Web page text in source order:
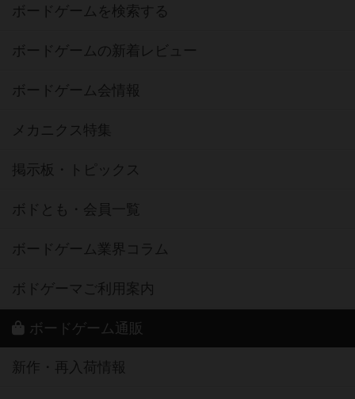
ボードゲームを検索する
ボードゲームの新着レビュー
ボードゲーム会情報
メカニクス特集
掲示板・トピックス
ボドとも・会員一覧
ボードゲーム業界コラム
ボドゲーマご利用案内
ボードゲーム通販
新作・再入荷情報